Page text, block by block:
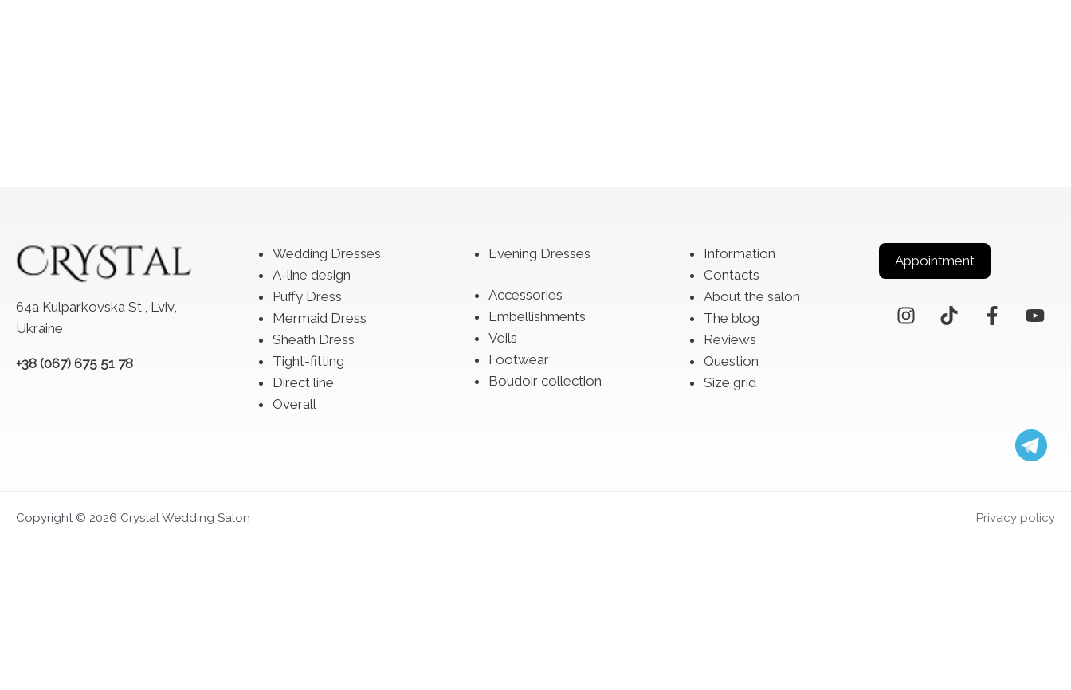
64a Kulparkovska St., Lviv,
Ukraine
+38 (067) 675 51 78
Wedding Dresses
A-line design
Puffy Dress
Mermaid Dress
Sheath Dress
Tight-fitting
Direct line
Overall
Evening Dresses
Accessories
Embellishments
Veils
Footwear
Boudoir collection
Information
Contacts
About the salon
The blog
Reviews
Question
Size grid
Appointment
Copyright © 2026 Crystal Wedding Salon Privacy policy